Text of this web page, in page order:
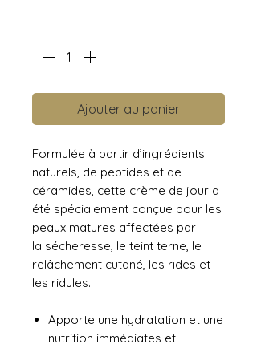
Ajouter au panier
Formulée à partir d’ingrédients
naturels, de peptides et de
céramides, cette crème de jour a
été spécialement conçue pour les
peaux matures affectées par
la sécheresse, le teint terne, le
relâchement cutané, les rides et
les ridules.
Apporte une hydratation et une
nutrition immédiates et